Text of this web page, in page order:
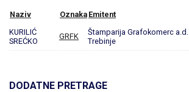
Naziv Oznaka Emitent
KURILIĆ
SREĆKO
GRFK
Štamparija Grafokomerc a.d.
Trebinje
DODATNE PRETRAGE